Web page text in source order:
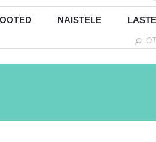
NAISTELE